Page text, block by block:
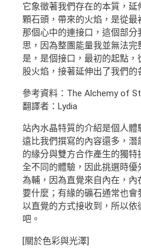
它象徵著我們存在的本質，
顆石頭，帶來的火焰，是從
那個心中的連接口，這個部
思，因為整團能量我並無法
是，是個接口，最初的起點
股火焰，接著延伸出了我們的
參考資料：The Alchemy of
翻譯者：Lydia
站內水晶特質的介紹是個人體
遠比我們撰寫的內容還多，
的緣分與雙方合作產生的獨
全不同的體驗，因此挑選時優
為輔，因為直覺來自內在，
要什麼；有緣的礦石通常也
以直覺的方式接收到，所以
吧。
[關於色彩與光澤]